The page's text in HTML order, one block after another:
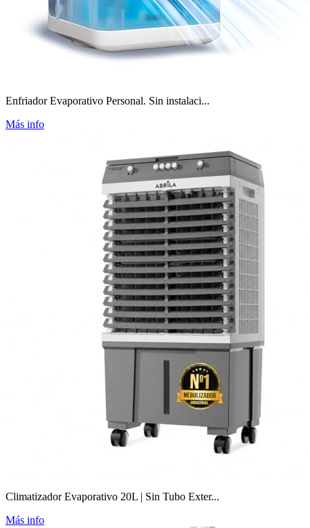
Enfriador Evaporativo Personal. Sin instalaci...
Más info
Climatizador Evaporativo 20L | Sin Tubo Exter...
Más info